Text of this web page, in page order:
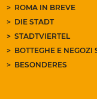
ROMA IN BREVE
DIE STADT
STADTVIERTEL
BOTTEGHE E NEGOZI
BESONDERES